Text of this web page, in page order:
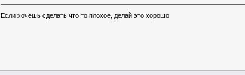
Если хочешь сделать что то плохое, делай это хорошо